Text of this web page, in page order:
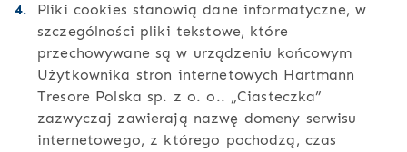
Pliki cookies stanowią dane informatyczne, w
szczególności pliki tekstowe, które
przechowywane są w urządzeniu końcowym
Użytkownika stron internetowych Hartmann
Tresore Polska sp. z o. o.. „Ciasteczka”
zazwyczaj zawierają nazwę domeny serwisu
internetowego, z którego pochodzą, czas